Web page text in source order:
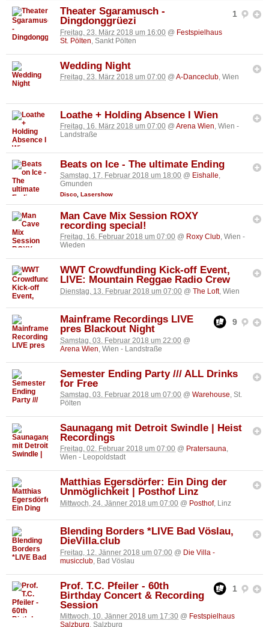
1
Theater Sgaramusch -
Dingdonggrüezi
Freitag, 23. März 2018 um 16:00 @ Festspielhaus
St. Pölten , Sankt Pölten
Wedding Night
Freitag, 23. März 2018 um 07:00 @ A-Danceclub, Wien
Loathe + Holding Absence I Wien
Freitag, 16. März 2018 um 07:00 @ Arena Wien, Wien -
Landstraße
Beats on Ice - The ultimate Ending
Samstag, 17. Februar 2018 um 18:00 @ Eishalle,
Gmunden
Disco Lasershow
Man Cave Mix Session ROXY
recording special!
Freitag, 16. Februar 2018 um 07:00 @ Roxy Club, Wien -
Wieden
WWT Crowdfunding Kick-off Event,
LIVE: Mountain Reggae Radio Crew
Dienstag, 13. Februar 2018 um 07:00 @ The Loft, Wien
9
Mainframe Recordings LIVE
pres Blackout Night
Samstag, 03. Februar 2018 um 22:00 @
Arena Wien , Wien - Landstraße
Semester Ending Party /// ALL Drinks
for Free
Samstag, 03. Februar 2018 um 07:00 @ Warehouse, St.
Pölten
Saunagang mit Detroit Swindle | Heist
Recordings
Freitag, 02. Februar 2018 um 07:00 @ Pratersauna,
Wien - Leopoldstadt
Matthias Egersdörfer: Ein Ding der
Unmöglichkeit | Posthof Linz
Mittwoch, 24. Jänner 2018 um 07:00 @ Posthof, Linz
Blending Borders *LIVE Bad Vöslau,
DieVilla.club
Freitag, 12. Jänner 2018 um 07:00 @ Die Villa -
musicclub , Bad Vöslau
1
Prof. T.C. Pfeiler - 60th
Birthday Concert & Recording
Session
Mittwoch, 10. Jänner 2018 um 17:30 @ Festspielhaus
Salzburg, Salzburg